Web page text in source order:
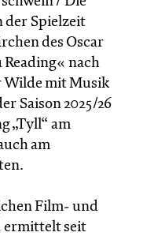
der Spielzeit
des Oscar
nach
Wilde mit Musik
Saison 2025/26
„Tyll“ am
am
Film- und
ermittelt seit